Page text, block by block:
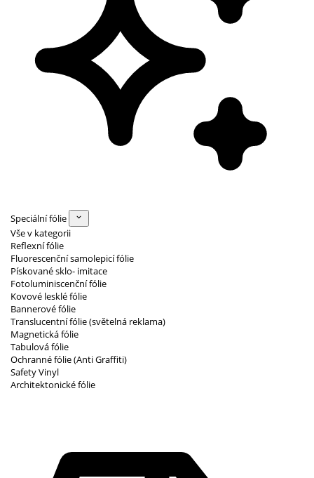
Speciální fólie
Vše v kategorii
Reflexní fólie
Fluorescenční samolepicí fólie
Pískované sklo- imitace
Fotoluminiscenční fólie
Kovové lesklé fólie
Bannerové fólie
Translucentní fólie (světelná reklama)
Magnetická fólie
Tabulová fólie
Ochranné fólie (Anti Graffiti)
Safety Vinyl
Architektonické fólie